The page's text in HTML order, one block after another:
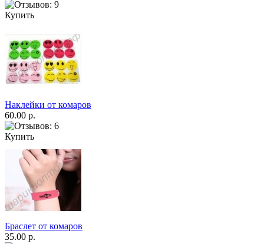
Купить
Наклейки от комаров
60.00 р.
Купить
Браслет от комаров
35.00 р.